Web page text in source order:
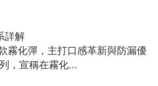
詳解
霧化彈，主打口感革新與防漏優
，宣稱在霧化...